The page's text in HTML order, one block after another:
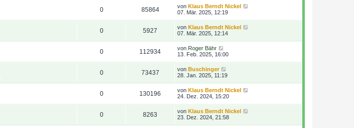
0 85864 von Klaus Berndt Nickel
07. Mär. 2025, 12:19
0 5927 von Klaus Berndt Nickel
07. Mär. 2025, 12:14
0 112934 von Roger Bähr
13. Feb. 2025, 16:00
0 73437 von Buschinger
28. Jan. 2025, 11:19
0 130196 von Klaus Berndt Nickel
24. Dez. 2024, 15:20
0 8263 von Klaus Berndt Nickel
23. Dez. 2024, 21:58